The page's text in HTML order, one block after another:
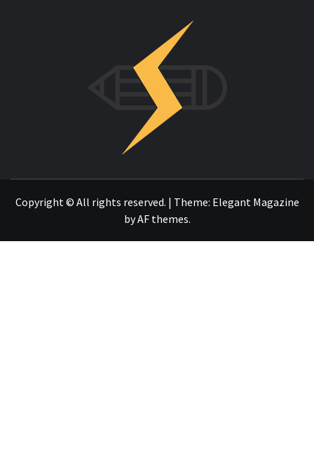
Copyright © All rights reserved. | Theme: Elegant Magazine
byAF themes.